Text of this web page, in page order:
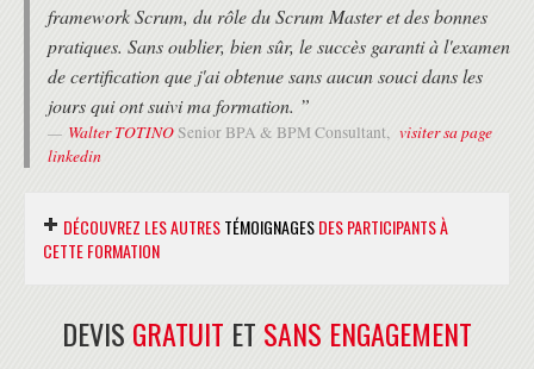
framework Scrum, du rôle du Scrum Master et des bonnes
pratiques. Sans oublier, bien sûr, le succès garanti à l'examen
de certification que j'ai obtenue sans aucun souci dans les
jours qui ont suivi ma formation. ”
Walter TOTINOSenior BPA & BPM Consultant, visiter sa page
linkedin
DÉCOUVREZ LES AUTRESTÉMOIGNAGESDES PARTICIPANTS À
CETTE FORMATION
“ Je viens de réussir l'examen PSM1! Je
DEVIS GRATUIT ET SANS ENGAGEMENT